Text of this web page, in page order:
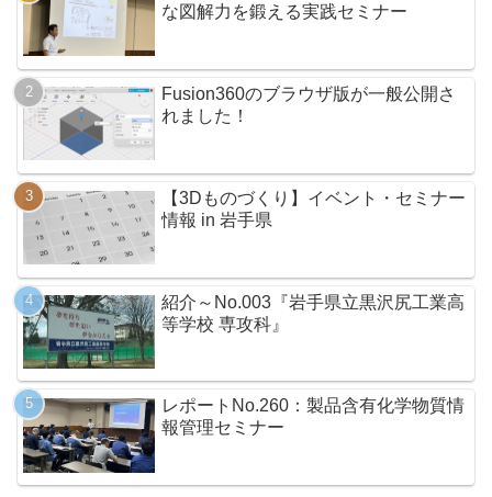
な図解力を鍛える実践セミナー
Fusion360のブラウザ版が一般公開さ
れました！
【3Dものづくり】イベント・セミナー
情報 in 岩手県
紹介～No.003『岩手県立黒沢尻工業高
等学校 専攻科』
レポートNo.260：製品含有化学物質情
報管理セミナー